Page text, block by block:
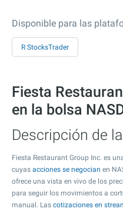
Disponible para las
R StocksTrader
Fiesta
en la bolsa
Descripción de
Fiesta Restaurant Group Inc. es
cuyas acciones se negocian en
ofrece una vista en vivo de los
para seguir los movimientos a
manual. Las cotizaciones en